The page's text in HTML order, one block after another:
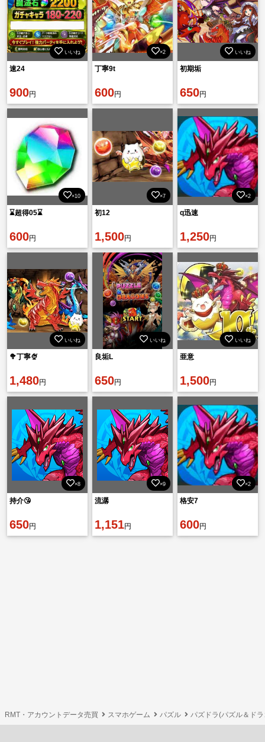
いいね
速24
900円
×2
丁寧9t
600円
いいね
初期垢
650円
×10
⌛️超得05⌛️
600円
×7
初12
1,500円
×2
q迅速
1,250円
いいね
🥦丁寧🍨
1,480円
いいね
良垢L
650円
いいね
亜意
1,500円
×8
持介😘
650円
×9
流潺
1,151円
×2
格安7
600円
RMT・アカウントデータ売買 スマホゲーム パズル パズドラ(パズル＆ド